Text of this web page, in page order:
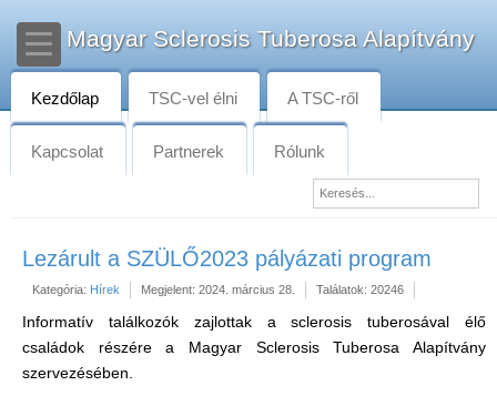
Magyar Sclerosis Tuberosa Alapítvány
Kezdőlap TSC-vel élni A TSC-ről
Kapcsolat Partnerek Rólunk
Lezárult a SZÜLŐ2023 pályázati program
Kategória: Hírek Megjelent: 2024. március 28. Találatok: 20246
Informatív találkozók zajlottak a sclerosis tuberosával élő
családok részére a Magyar Sclerosis Tuberosa Alapítvány
szervezésében.